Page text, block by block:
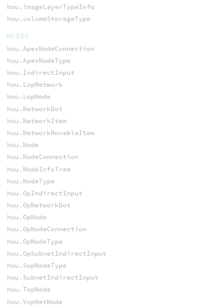
hou.imageLayerTypeInfo
hou.volumeStorageType
NODES
hou.ApexNodeConnection
hou.ApexNodeType
hou.IndirectInput
hou.LopNetwork
hou.LopNode
hou.NetworkDot
hou.NetworkItem
hou.NetworkMovableItem
hou.Node
hou.NodeConnection
hou.NodeInfoTree
hou.NodeType
hou.OpIndirectInput
hou.OpNetworkDot
hou.OpNode
hou.OpNodeConnection
hou.OpNodeType
hou.OpSubnetIndirectInput
hou.SopNodeType
hou.SubnetIndirectInput
hou.TopNode
hou.VopNetNode